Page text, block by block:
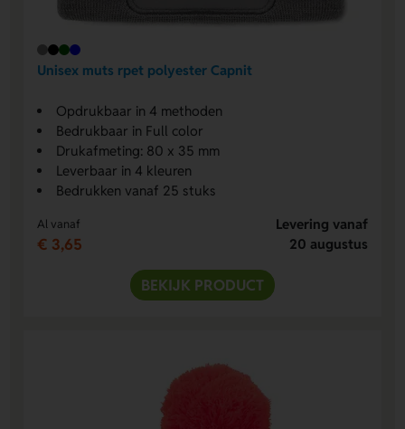
Unisex muts rpet polyester Capnit
Opdrukbaar in 4 methoden
Bedrukbaar in Full color
Drukafmeting: 80 x 35 mm
Leverbaar in 4 kleuren
Bedrukken vanaf 25 stuks
Al vanaf
€ 3,65
Levering vanaf
20 augustus
BEKIJK PRODUCT